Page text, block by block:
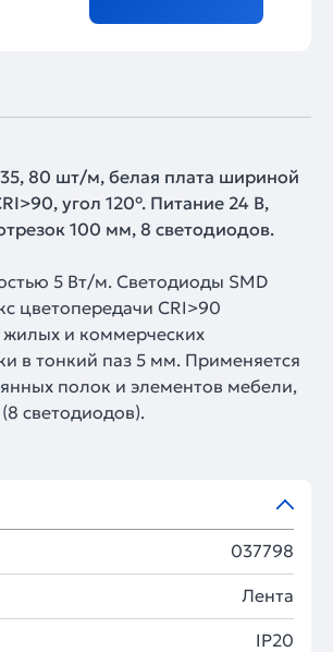
80 шт/м, белая плата шириной
угол 120°. Питание 24 В,
100 мм, 8 светодиодов.
5 Вт/м. Светодиоды SMD
цветопередачи CRI>90
и коммерческих
в тонкий паз 5 мм. Применяется
полок и элементов мебели,
светодиодов).
037798
Лента
IP20